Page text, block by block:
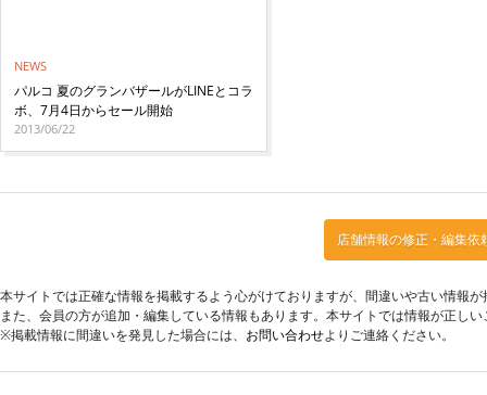
NEWS
パルコ 夏のグランバザールがLINEとコラ
ボ、7月4日からセール開始
2013/06/22
店舗情報の修正・編集依
本サイトでは正確な情報を掲載するよう心がけておりますが、間違いや古い情報
また、会員の方が追加・編集している情報もあります。本サイトでは情報が正し
※掲載情報に間違いを発見した場合には、 お問い合わせよりご連絡ください。